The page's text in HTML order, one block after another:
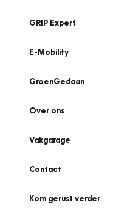
GRIP Expert
E-Mobility
GroenGedaan
Over ons
Vakgarage
Contact
Kom gerust verder